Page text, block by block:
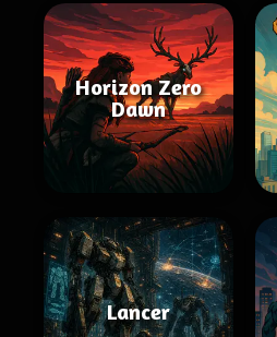
Horizon Zero
Dawn
Lancer